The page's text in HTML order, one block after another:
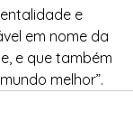
e
em nome da
e que também
melhor”.